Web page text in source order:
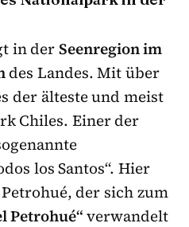
in derSeenregion im
des Landes. Mit über
der älteste und meist
Chiles. Einer der
los Santos“. Hier
der sich zum
Petrohué“verwandelt